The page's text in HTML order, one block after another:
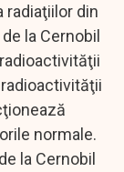
radiaţiilor din
la Cernobil
normale.
la Cernobil